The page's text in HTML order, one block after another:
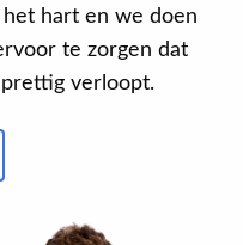
het hart en we doen
te zorgen dat
verloopt.